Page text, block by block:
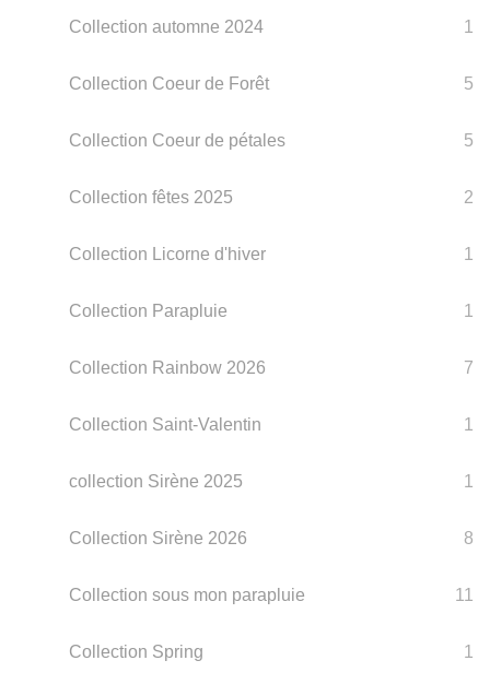
Collection automne 2024 1
Collection Coeur de Forêt 5
Collection Coeur de pétales 5
Collection fêtes 2025 2
Collection Licorne d'hiver 1
Collection Parapluie 1
Collection Rainbow 2026 7
Collection Saint-Valentin 1
collection Sirène 2025 1
Collection Sirène 2026 8
Collection sous mon parapluie 11
Collection Spring 1